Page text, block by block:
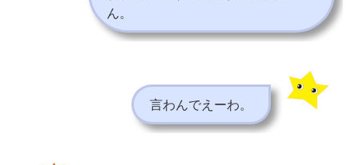
ん。
言わんでえーわ。